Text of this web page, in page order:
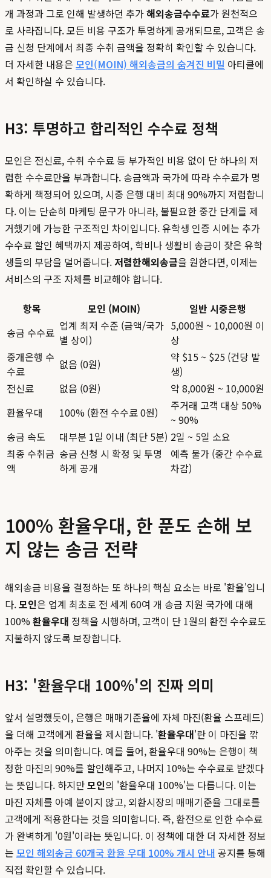
개 과정과 그로 인해 발생하던 추가해외송금수수료가 원천적으
로 사라집니다. 모든 비용 구조가 투명하게 공개되므로, 고객은 송
금 신청 단계에서 최종 수취 금액을 정확히 확인할 수 있습니다.
더 자세한 내용은 모인(MOIN) 해외송금의 숨겨진 비밀 아티클에
서 확인하실 수 있습니다.
H3: 투명하고 합리적인 수수료 정책
모인은 전신료, 수취 수수료 등 부가적인 비용 없이 단 하나의 저
렴한 수수료만을 부과합니다. 송금액과 국가에 따라 수수료가 명
확하게 책정되어 있으며, 시중 은행 대비 최대 90%까지 저렴합니
다. 이는 단순히 마케팅 문구가 아니라, 불필요한 중간 단계를 제
거했기에 가능한 구조적인 차이입니다. 유학생 인증 시에는 추가
수수료 할인 혜택까지 제공하여, 학비나 생활비 송금이 잦은 유학
생들의 부담을 덜어줍니다. 저렴한해외송금을 원한다면, 이제는
서비스의 구조 자체를 비교해야 합니다.
항목 모인 (MOIN)
일반 시중은행
송금 수수료 업계 최저 수준 (금액/국가
별 상이)
5,000원 ~ 10,000원 이
상
중개은행 수
수료
없음 (0원)
약 $15 ~ $25 (건당 발
생)
전신료
없음 (0원)
약 8,000원 ~ 10,000원
환율우대
100% (환전 수수료 0원)
주거래 고객 대상 50%
~ 90%
송금 속도
대부분 1일 이내 (최단 5분) 2일 ~ 5일 소요
최종 수취금
액
송금 신청 시 확정 및 투명
하게 공개
예측 불가 (중간 수수료
차감)
100% 환율우대, 한 푼도 손해 보
지 않는 송금 전략
해외송금 비용을 결정하는 또 하나의 핵심 요소는 바로 '환율'입니
다.모인은 업계 최초로 전 세계 60여 개 송금 지원 국가에 대해
100%환율우대 정책을 시행하며, 고객이 단 1원의 환전 수수료도
지불하지 않도록 보장합니다.
H3: '환율우대 100%'의 진짜 의미
앞서 설명했듯이, 은행은 매매기준율에 자체 마진(환율 스프레드)
을 더해 고객에게 환율을 제시합니다. '환율우대'란 이 마진을 깎
아주는 것을 의미합니다. 예를 들어, 환율우대 90%는 은행이 책
정한 마진의 90%를 할인해주고, 나머지 10%는 수수료로 받겠다
는 뜻입니다. 하지만모인의 '환율우대 100%'는 다릅니다. 이는
마진 자체를 아예 붙이지 않고, 외환시장의 매매기준율 그대로를
고객에게 적용한다는 것을 의미합니다. 즉, 환전으로 인한 수수료
가 완벽하게 '0원'이라는 뜻입니다. 이 정책에 대한 더 자세한 정보
는 모인 해외송금 60개국 환율 우대 100% 개시 안내 공지를 통해
직접 확인할 수 있습니다.